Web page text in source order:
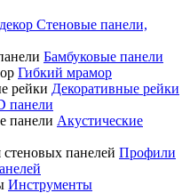
Стеновые панели,
Бамбуковые панели
Гибкий мрамор
Декоративные рейки
панели
Акустические
Профили
Инструменты